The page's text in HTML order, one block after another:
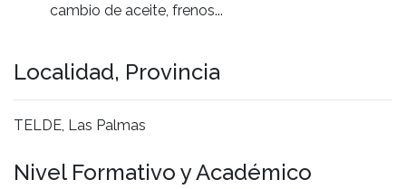
cambio de aceite, frenos...
Localidad, Provincia
TELDE, Las Palmas
Nivel Formativo y Académico